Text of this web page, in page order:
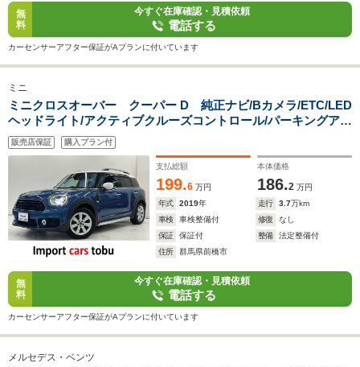
無
料
今すぐ在庫確認・見積依頼
電話する
カーセンサーアフター保証がAプランに付いています
ミニ
ミニクロスオーバー クーパー D 純正ナビ/Bカメラ/ETC/LED
ヘッドライト/アクティブクルーズコントロール/パーキングアシ
スト/前後ドライブレコーダー/前後障害物センサー/パワーバッ
クドア/純正アルミホイール/スマートキー/キーレス
販売店保証 購入プラン付
支払総額
199.6 万円
本体価格
186.2 万円
年式
2019年 走行 3.7万km
車検
車検整備付 修復
なし
保証
保証付 整備
法定整備付
住所
群馬県前橋市
無
料
今すぐ在庫確認・見積依頼
電話する
カーセンサーアフター保証がAプランに付いています
メルセデス・ベンツ